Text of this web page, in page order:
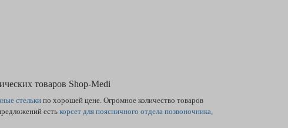
товаров Shop-Medi
стельки по хорошей цене. Огромное количество товаров
есть корсет для поясничного отдела позвоночника,